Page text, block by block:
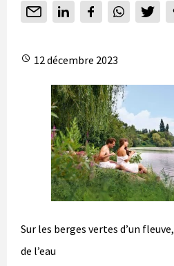
12 décembre 2023
Sur les berges vertes d’un
de l’eau